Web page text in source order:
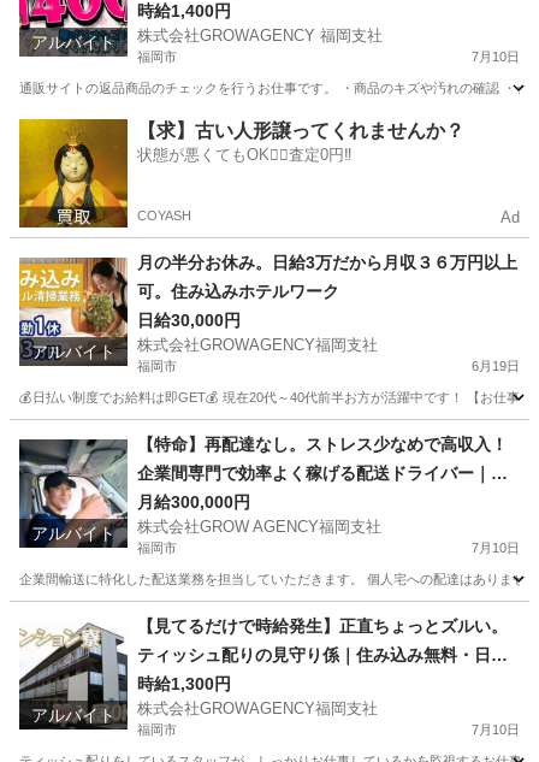
アルバイト
時給1,400円
株式会社GROWAGENCY 福岡支社
福岡市 7月10日
通販サイトの返品商品のチェックを行うお仕事です。 ・商品のキズや汚れの確認 ・
倉庫 通販
【求】古い人形譲ってくれませんか？
状態が悪くてもOK🙆‍♀️査定0円‼️
COYASH Ad
アルバイト
月の半分お休み。日給3万だから月収３６万円以上
可。住み込みホテルワーク
日給30,000円
株式会社GROWAGENCY福岡支社
福岡市 6月19日
💰日払い制度でお給料は即GET💰 現在20代～40代前半お方が活躍中です！ 【お仕事
ホテル 住み込み
アルバイト
【特命】再配達なし。ストレス少なめで高収入！
企業間専門で効率よく稼げる配送ドライバー｜月3
0万円以上可
月給300,000円
株式会社GROW AGENCY福岡支社
福岡市 7月10日
企業間輸送に特化した配送業務を担当していただきます。 個人宅への配達はありま
配送 企業間
アルバイト
【見てるだけで時給発生】正直ちょっとズルい。
ティッシュ配りの見守り係｜住み込み無料・日払
いOK
時給1,300円
株式会社GROWAGENCY福岡支社
福岡市 7月10日